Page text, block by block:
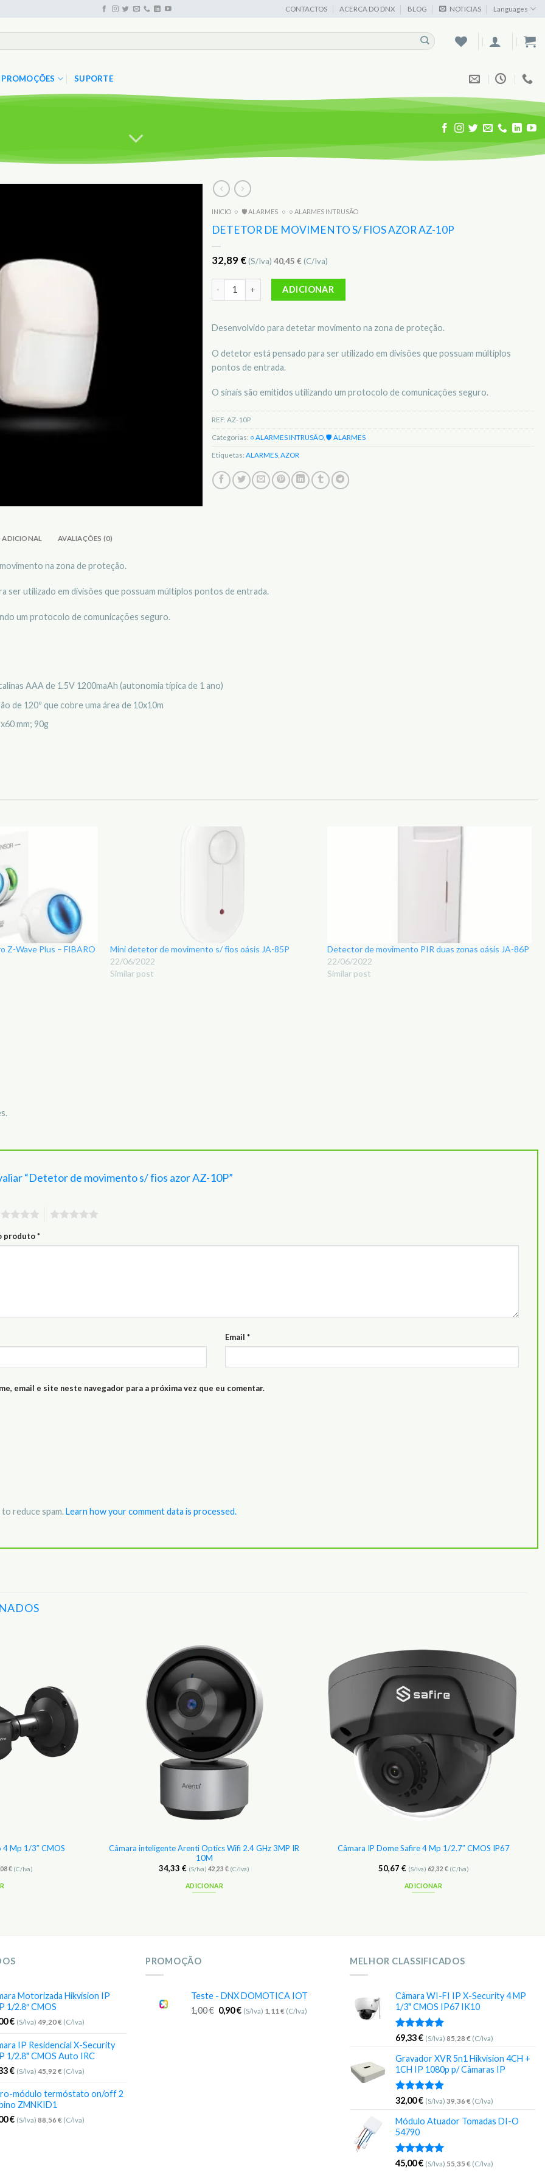
CONTACTOS ACERCA DO DNX BLOG NOTICIAS Languages
PROMOÇÕES SUPORTE
INICIO ○ 🛡️ ALARMES ○ ○ ALARMES INTRUSÃO
DETETOR DE MOVIMENTO S/ FIOS AZOR AZ-10P
32,89 € (S/Iva) 40,45 € (C/Iva)
Quantidade de Detetor de movimento s/ fios azor AZ-10P
ADICIONAR
Desenvolvido para detetar movimento na zona de proteção.
O detetor está pensado para ser utilizado em divisões que possuam múltiplos
pontos de entrada.
O sinais são emitidos utilizando um protocolo de comunicações seguro.
REF: AZ-10P
Categorias: ○ ALARMES INTRUSÃO 🛡️ ALARMES
Etiquetas: ALARMES AZOR
ADICIONAL AVALIAÇÕES (0)
na zona de proteção.
ser utilizado em divisões que possuam múltiplos pontos de entrada.
um protocolo de comunicações seguro.
AAA de 1.5V 1200maAh (autonomia típica de 1 ano)
de 120º que cobre uma área de 10x10m
mm; 90g
Z-Wave Plus – FIBARO
Mini detetor de movimento s/ fios oásis JA-85P
22/06/2022
Similar post
Detector de movimento PIR duas zonas oásis JA-86P
22/06/2022
Similar post
“Detetor de movimento s/ fios azor AZ-10P”
produto*
Email *
email e site neste navegador para a próxima vez que eu comentar.
reduce spam.Learn how your comment data is processed.
4 Mp 1/3″ CMOS
€(C/Iva)
Câmara inteligente Arenti Optics Wifi 2.4 GHz 3MP IR
10M
34,33€ (S/Iva)42,23€ (C/Iva)
ADICIONAR
Adicionar
aos
Favoritos
Câmara IP Dome Safire 4 Mp 1/2.7″ CMOS IP67
50,67 € (S/Iva) 62,32 €(C/Iva)
ADICIONAR
Motorizada Hikvision IP
1/2.8″ CMOS
€ (S/Iva) 49,20€ (C/Iva)
IP Residencial X-Security
1/2.8" CMOS Auto IRC
€ (S/Iva) 45,92 € (C/Iva)
módulo termóstato on/off 2
ZMNKID1
€ (S/Iva) 88,56 € (C/Iva)
PROMOÇÃO
Teste - DNX DOMOTICA IOT
1,00€ 0,90€ (S/Iva) 1,11€ (C/Iva)
MELHOR CLASSIFICADOS
Câmara WI-FI IP X-Security 4 MP
1/3" CMOS IP67 IK10
Avaliação
69,33€ (S/Iva) 85,28 € (C/Iva)
Gravador XVR 5n1 Hikvision 4CH +
1CH IP 1080p p/ Câmaras IP
Avaliação
32,00€ (S/Iva) 39,36 € (C/Iva)
Módulo Atuador Tomadas DI-O
54790
Avaliação
45,00€ (S/Iva) 55,35 € (C/Iva)